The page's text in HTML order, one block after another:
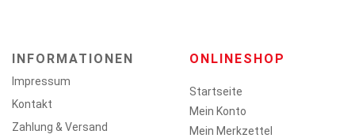
INFORMATIONEN
Impressum
Kontakt
Zahlung & Versand
ONLINESHOP
Startseite
Mein Konto
Mein Merkzettel